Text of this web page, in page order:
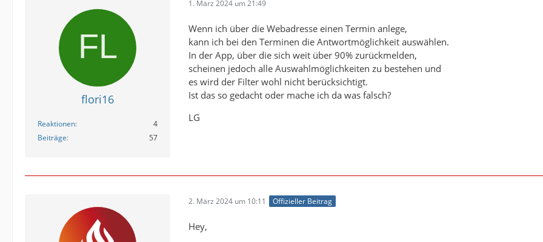
flori16
Reaktionen
4
Beiträge
57
1. März 2024 um 21:49
Wenn ich über die Webadresse einen Termin anlege,
kann ich bei den Terminen die Antwortmöglichkeit auswählen.
In der App, über die sich weit über 90% zurückmelden,
scheinen jedoch alle Auswahlmöglichkeiten zu bestehen und
es wird der Filter wohl nicht berücksichtigt.
Ist das so gedacht oder mache ich da was falsch?
LG
2. März 2024 um 10:11 Offizieller Beitrag
Hey,